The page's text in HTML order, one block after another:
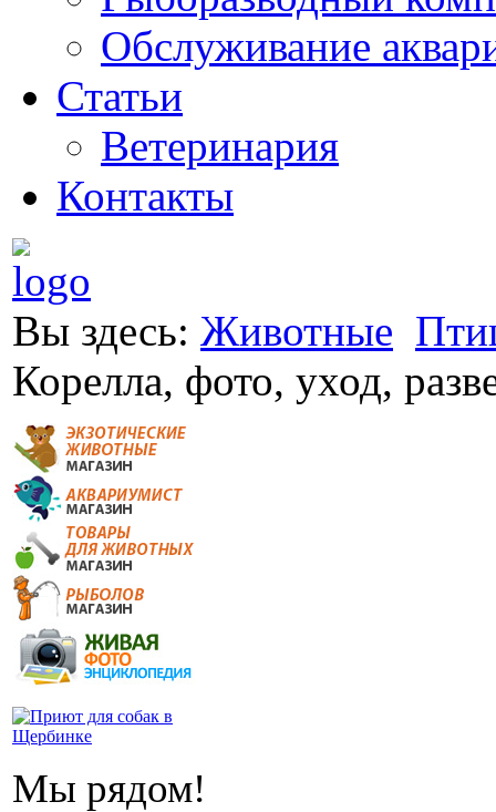
Обслуживание
Статьи
Ветеринария
Контакты
Вы здесь: Животные
Корелла, фото, уход,
Мы рядом!